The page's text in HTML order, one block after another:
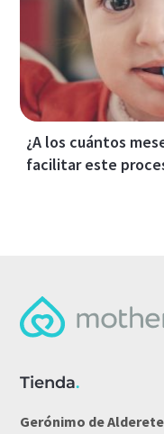
¿A los cuántos
facilitar este
Tienda.
Gerónimo de Alderete